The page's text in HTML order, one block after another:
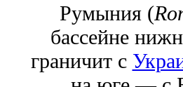
Румыния (
бассейне
граничит с